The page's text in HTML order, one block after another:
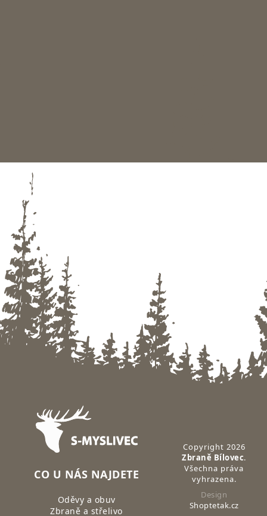
Zápatí
CO U NÁS NAJDETE
Oděvy a obuv
Zbraně a střelivo
Copyright 2026
Zbraně Bílovec.
Všechna práva
vyhrazena.
Design
Shoptetak.cz